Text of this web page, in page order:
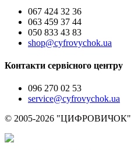
067 424 32 36
063 459 37 44
050 833 43 83
shop@cyfrovychok.ua
Контакти сервісного центру
096 270 02 53
service@cyfrovychok.ua
© 2005-2026 "ЦИФРОВИЧОК"